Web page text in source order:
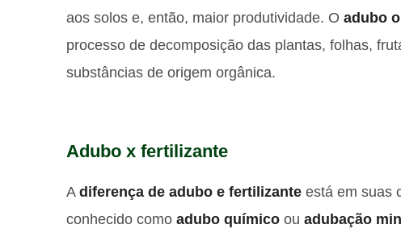
aos solos e, então, maior produtividade. O adubo
processo de decomposição das plantas, folhas,
substâncias de origem orgânica.
Adubo x fertilizante
A diferença de adubo e fertilizante está em suas
conhecido como adubo químico ou adubação